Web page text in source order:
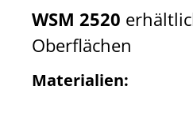
WSM 2520
Oberflächen
Materialien: